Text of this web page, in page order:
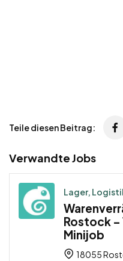
Teile diesen Beitrag:
Verwandte Jobs
Lager,
Rostock
Minijob
18055